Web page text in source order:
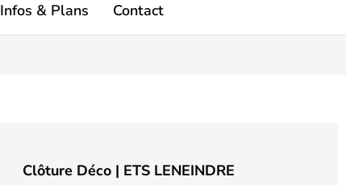
Infos & Plans Contact
Clôture Déco | ETS LENEINDRE